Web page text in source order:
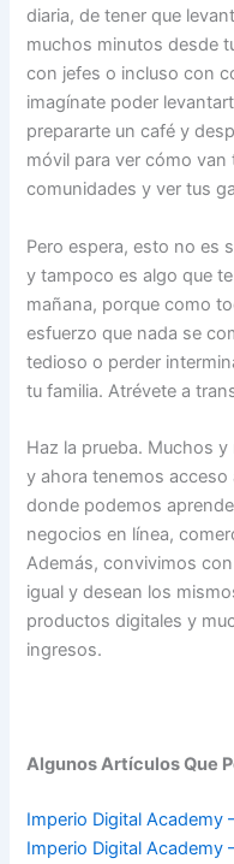
diaria, de tener que
muchos minutos desde
con jefes o incluso con
imagínate poder
prepararte un café y
móvil para ver cómo
comunidades y ver tus
Pero espera, esto no es
y tampoco es algo que
mañana, porque como
esfuerzo que nada se
tedioso o perder
tu familia. Atrévete a
Haz la prueba. Muchos
y ahora tenemos acceso
donde podemos
negocios en línea,
Además, convivimos
igual y desean los
productos digitales y
ingresos.
Algunos Artículos Que
Imperio Digital Academy
Imperio Digital Academy